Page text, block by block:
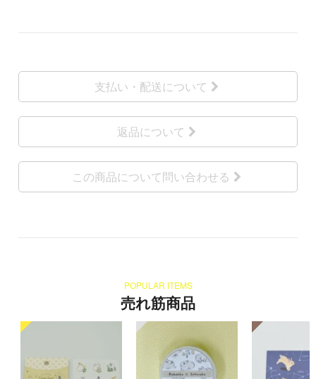
支払い・配送について
返品について
この商品について問い合わせる
POPULAR ITEMS
売れ筋商品